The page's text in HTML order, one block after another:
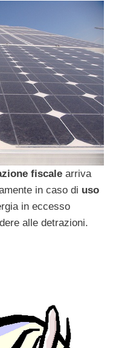
fiscale arriva
in caso di uso
in eccesso
alle detrazioni.